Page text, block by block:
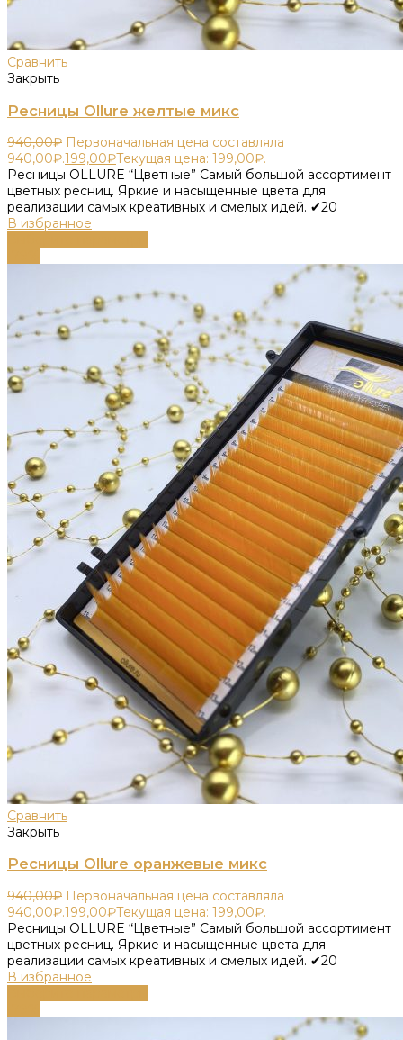
Сравнить
Закрыть
Ресницы Ollure желтые микс
940,00₽ Первоначальная цена составляла
940,00₽.199,00₽Текущая цена: 199,00₽.
Ресницы OLLURE “Цветные” Самый большой ассортимент
цветных ресниц. Яркие и насыщенные цвета для
реализации самых креативных и смелых идей. ✔20
В избранное
Сравнить
Закрыть
Ресницы Ollure оранжевые микс
940,00₽ Первоначальная цена составляла
940,00₽.199,00₽Текущая цена: 199,00₽.
Ресницы OLLURE “Цветные” Самый большой ассортимент
цветных ресниц. Яркие и насыщенные цвета для
реализации самых креативных и смелых идей. ✔20
В избранное